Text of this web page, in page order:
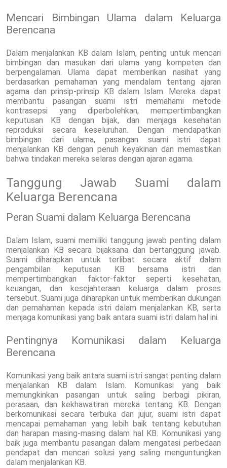
Mencari Bimbingan Ulama dalam Keluarga
Berencana
Dalam menjalankan KB dalam Islam, penting untuk mencari
bimbingan dan masukan dari ulama yang kompeten dan
berpengalaman. Ulama dapat memberikan nasihat yang
berdasarkan pemahaman yang mendalam tentang ajaran
agama dan prinsip-prinsip KB dalam Islam. Mereka dapat
membantu pasangan suami istri memahami metode
kontrasepsi yang diperbolehkan, mempertimbangkan
keputusan KB dengan bijak, dan menjaga kesehatan
reproduksi secara keseluruhan. Dengan mendapatkan
bimbingan dari ulama, pasangan suami istri dapat
menjalankan KB dengan penuh keyakinan dan memastikan
bahwa tindakan mereka selaras dengan ajaran agama.
Tanggung Jawab Suami dalam
Keluarga Berencana
Peran Suami dalam Keluarga Berencana
Dalam Islam, suami memiliki tanggung jawab penting dalam
menjalankan KB secara bijaksana dan bertanggung jawab.
Suami diharapkan untuk terlibat secara aktif dalam
pengambilan keputusan KB bersama istri dan
mempertimbangkan faktor-faktor seperti kesehatan,
keuangan, dan kesejahteraan keluarga dalam proses
tersebut. Suami juga diharapkan untuk memberikan dukungan
dan pemahaman kepada istri dalam menjalankan KB, serta
menjaga komunikasi yang baik antara suami istri dalam hal ini.
Pentingnya Komunikasi dalam Keluarga
Berencana
Komunikasi yang baik antara suami istri sangat penting dalam
menjalankan KB dalam Islam. Komunikasi yang baik
memungkinkan pasangan untuk saling berbagi pikiran,
perasaan, dan kekhawatiran mereka tentang KB. Dengan
berkomunikasi secara terbuka dan jujur, suami istri dapat
mencapai pemahaman yang lebih baik tentang kebutuhan
dan harapan masing-masing dalam hal KB. Komunikasi yang
baik juga membantu pasangan dalam mengatasi perbedaan
pendapat dan mencari solusi yang saling menguntungkan
dalam menjalankan KB.